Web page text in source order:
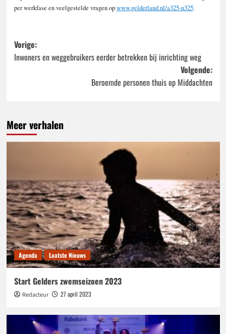
per werkfase en veelgestelde vragen op www.gelderland.nl/a325-n325.
Bericht
navigatie
Vorige:
Inwoners en weggebruikers eerder betrekken bij inrichting weg
Volgende:
Beroemde personen thuis op Middachten
Meer verhalen
Agenda Laatste Nieuws
Start Gelders zwemseizoen 2023
Redacteur 27 april 2023